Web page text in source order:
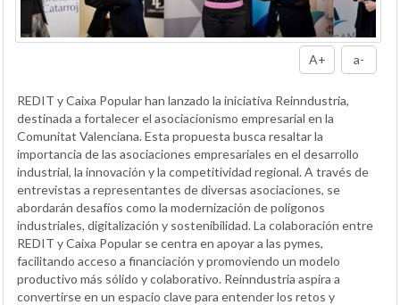
A+ a-
REDIT y Caixa Popular han lanzado la iniciativa Reinndustria,
destinada a fortalecer el asociacionismo empresarial en la
Comunitat Valenciana. Esta propuesta busca resaltar la
importancia de las asociaciones empresariales en el desarrollo
industrial, la innovación y la competitividad regional. A través de
entrevistas a representantes de diversas asociaciones, se
abordarán desafíos como la modernización de polígonos
industriales, digitalización y sostenibilidad. La colaboración entre
REDIT y Caixa Popular se centra en apoyar a las pymes,
facilitando acceso a financiación y promoviendo un modelo
productivo más sólido y colaborativo. Reinndustria aspira a
convertirse en un espacio clave para entender los retos y